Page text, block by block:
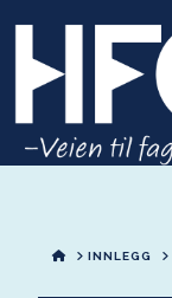
HOMEINNLEGG